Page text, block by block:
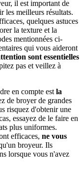
il est important de
les meilleurs résultats.
quelques astuces
la texture et la
mentionnées ci-
qui vous aideront
sont essentielles
pas et veillez à
en compte est la
de broyer de grandes
risquez d'obtenir une
essayez de le faire en
plus uniformes.
efficaces, ne vous
broyeur. Ils
lorsque vous n'avez